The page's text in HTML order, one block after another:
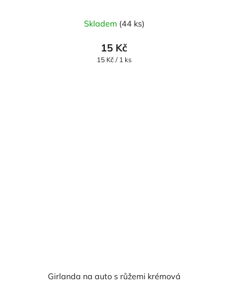
Skladem (44 ks)
15 Kč
Měrná
15 Kč / 1 ks
Girlanda na auto s růžemi krémová